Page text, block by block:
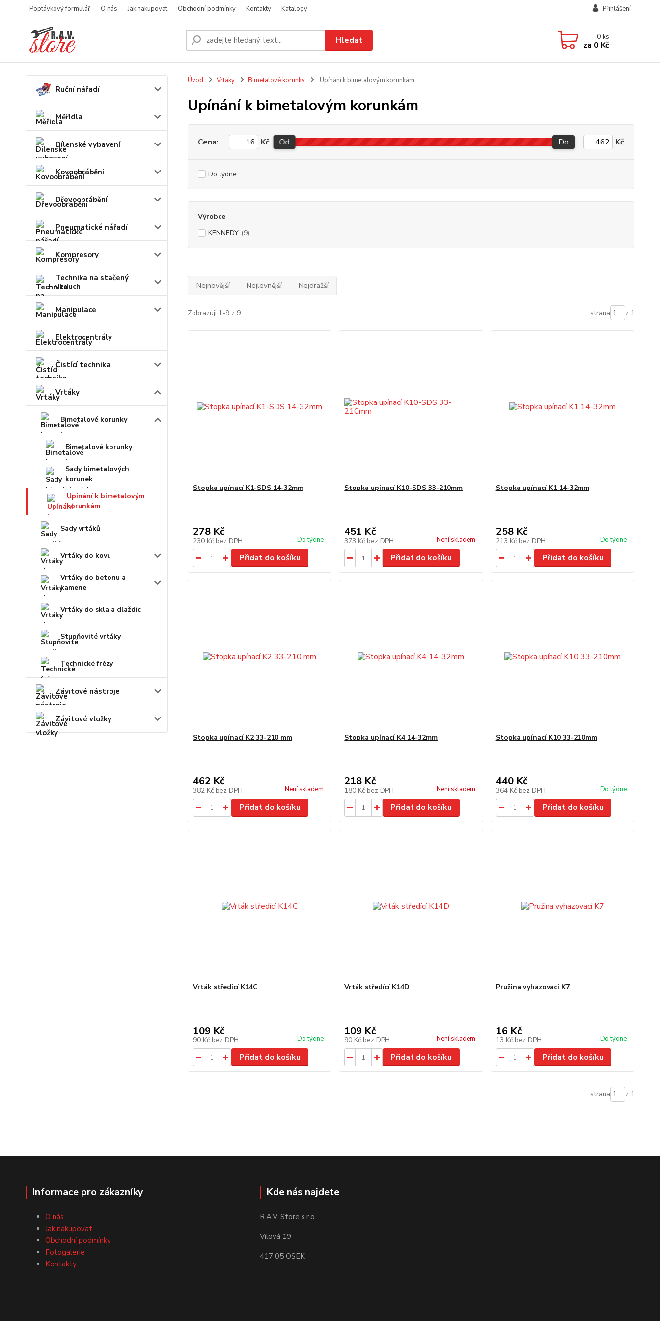
Poptávkový formulář O nás Jak nakupovat Obchodní podmínky Kontakty Katalogy Přihlášení
Hledat 0ks
za 0 Kč
Ruční nářadí
Měřidla
Dílenské vybavení
Kovoobrábění
Dřevoobrábění
Pneumatické nářadí
Kompresory
Technika na stačený
vzduch
Manipulace
Elektrocentrály
Čistící technika
Vrtáky
Bimetalové korunky
Bimetalové korunky
Sady bimetalových
korunek
Upínání k bimetalovým
korunkám
Sady vrtáků
Vrtáky do kovu
Vrtáky do betonu a
kamene
Vrtáky do skla a dlaždic
Stupňovité vrtáky
Technické frézy
Závitové nástroje
Závitové vložky
Úvod Vrtáky Bimetalové korunky Upínání k bimetalovým korunkám
Upínání k bimetalovým korunkám
Cena: Kč Od Do Kč
Do týdne
Výrobce
KENNEDY (9)
Nejnovější Nejlevnější Nejdražší
Zobrazuji 1-9 z 9 strana z 1
Stopka upínací K1-SDS 14-32mm
278 Kč
230 Kč bez DPH Do týdne
Přidat do košíku
Stopka upínací K10-SDS 33-210mm
451 Kč
373 Kč bez DPH Není skladem
Přidat do košíku
Stopka upínací K1 14-32mm
258 Kč
213 Kč bez DPH Do týdne
Přidat do košíku
Stopka upínací K2 33-210 mm
462 Kč
382 Kč bez DPH Není skladem
Přidat do košíku
Stopka upínací K4 14-32mm
218 Kč
180 Kč bez DPH Není skladem
Přidat do košíku
Stopka upínací K10 33-210mm
440 Kč
364 Kč bez DPH Do týdne
Přidat do košíku
Vrták středící K14C
109 Kč
90 Kč bez DPH Do týdne
Přidat do košíku
Vrták středící K14D
109 Kč
90 Kč bez DPH Není skladem
Přidat do košíku
Pružina vyhazovací K7
16 Kč
13 Kč bez DPH Do týdne
Přidat do košíku
strana z 1
Informace pro zákazníky
O nás
Jak nakupovat
Obchodní podmínky
Fotogalerie
Kontakty
Kde nás najdete
R.A.V. Store s.r.o.
Vilová 19
417 05 OSEK